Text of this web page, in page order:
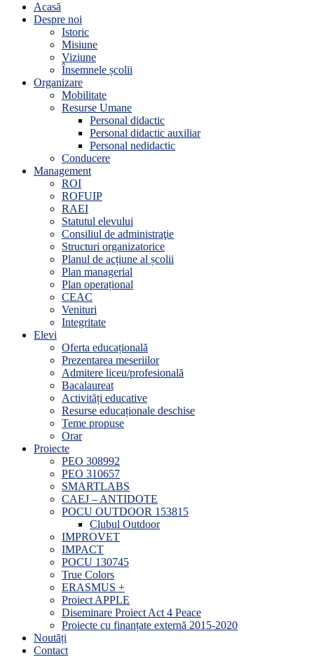
Acasă
Despre noi
Istoric
Misiune
Viziune
Însemnele școlii
Organizare
Mobilitate
Resurse Umane
Personal didactic
Personal didactic auxiliar
Personal nedidactic
Conducere
Management
ROI
ROFUIP
RAEI
Statutul elevului
Consiliul de administraţie
Structuri organizatorice
Planul de acțiune al școlii
Plan managerial
Plan operațional
CEAC
Venituri
Integritate
Elevi
Oferta educațională
Prezentarea meseriilor
Admitere liceu/profesională
Bacalaureat
Activități educative
Resurse educaționale deschise
Teme propuse
Orar
Proiecte
PEO 308992
PEO 310657
SMARTLABS
CAEJ – ANTIDOTE
POCU OUTDOOR 153815
Clubul Outdoor
IMPROVET
IMPACT
POCU 130745
True Colors
ERASMUS +
Proiect APPLE
Diseminare Proiect Act 4 Peace
Proiecte cu finanțate externă 2015-2020
Noutăți
Contact